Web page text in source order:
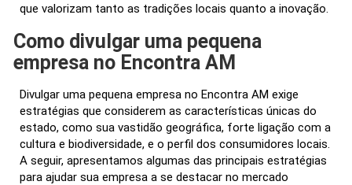
que valorizam tanto as tradições locais quanto a inovação.
Como divulgar uma pequena
empresa no Encontra AM
Divulgar uma pequena empresa no Encontra AM exige
estratégias que considerem as características únicas do
estado, como sua vastidão geográfica, forte ligação com a
cultura e biodiversidade, e o perfil dos consumidores locais.
A seguir, apresentamos algumas das principais estratégias
para ajudar sua empresa a se destacar no mercado